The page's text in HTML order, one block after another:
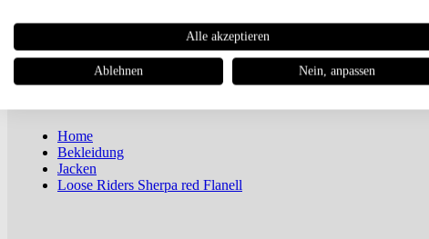
Newsletter
Home
Bekleidung
Jacken
Loose Riders Sherpa red Flanell
Alle akzeptieren
Ablehnen Nein, anpassen